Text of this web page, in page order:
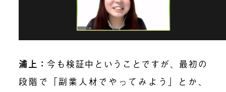
浦上：今も検証中ということですが、最初の
段階で「副業人材でやってみよう」とか、